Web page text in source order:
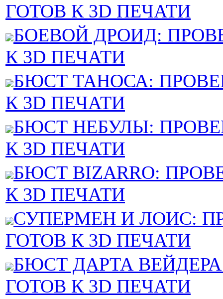
ГОТОВ К 3D ПЕЧАТИ
БОЕВОЙ ДРОИД:
К 3D ПЕЧАТИ
БЮСТ ТАНОСА:
К 3D ПЕЧАТИ
БЮСТ НЕБУЛЫ:
К 3D ПЕЧАТИ
БЮСТ BIZARRO:
К 3D ПЕЧАТИ
СУПЕРМЕН И ЛОИС:
ГОТОВ К 3D ПЕЧАТИ
БЮСТ ДАРТА
ГОТОВ К 3D ПЕЧАТИ